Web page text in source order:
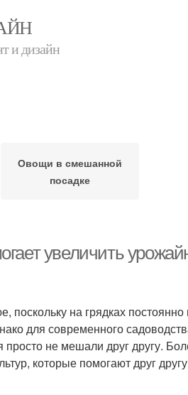
и дизайн
Овощи в смешанной
посадке
увеличить
на грядках постоянно
для современного
не мешали друг другу.
которые помогают друг